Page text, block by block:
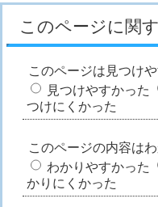
このページに関
このページは見つけ
見つけやすかった
つけにくかった
このページの内容は
わかりやすかった
かりにくかった